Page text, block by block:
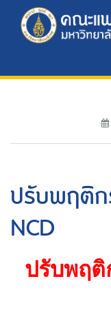
ปรับพฤติ
NCD
ปรับพฤติ